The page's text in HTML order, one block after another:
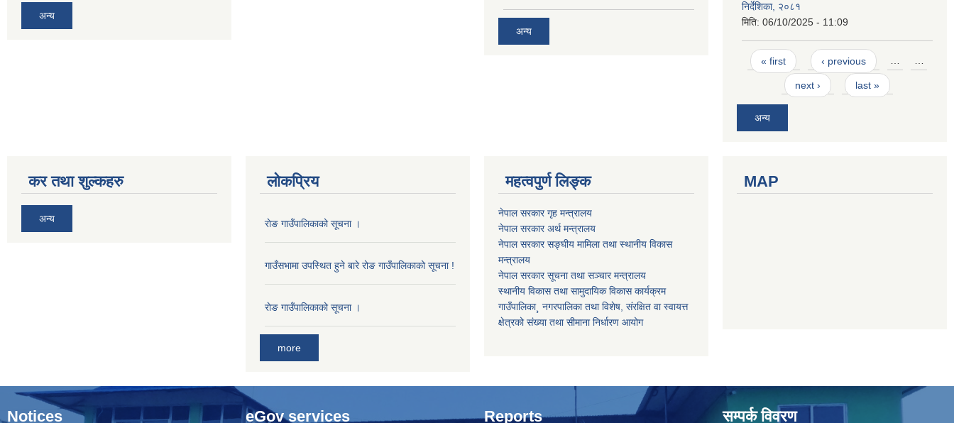
अन्य
अन्य
निर्देशिका, २०८१
मिति: 06/10/2025 - 11:09
Pages
« first ‹ previous … …
next › last »
अन्य
कर तथा शुल्कहरु
अन्य
लोकप्रिय
राेङ गाउँपालिकाको सूचना ।
गाउँसभामा उपस्थित हुने बारे रोङ गाउँपालिकाको सूचना !
राेङ गाउँपालिकाको सूचना ।
more
महत्वपुर्ण लिङ्क
नेपाल सरकार गृह मन्त्रालय
नेपाल सरकार अर्थ मन्त्रालय
नेपाल सरकार सङ्घीय मामिला तथा स्थानीय विकास
मन्त्रालय
नेपाल सरकार सूचना तथा सञ्चार मन्त्रालय
स्थानीय विकास तथा सामुदायिक विकास कार्यक्रम
गाउँपालिका¸ नगरपालिका तथा विशेष, संरक्षित वा स्वायत्त
क्षेत्रको संख्या तथा सीमाना निर्धारण आयोग
MAP
Notices eGov services Reports सम्पर्क विवरण